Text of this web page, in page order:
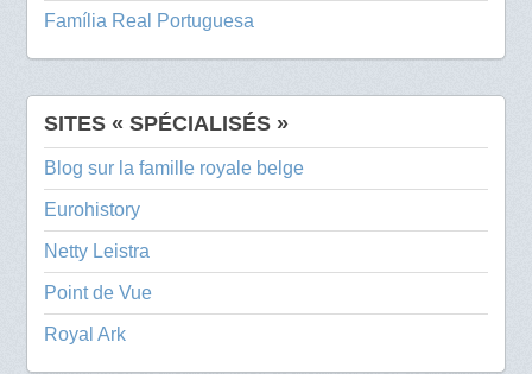
Família Real Portuguesa
SITES « SPÉCIALISÉS »
Blog sur la famille royale belge
Eurohistory
Netty Leistra
Point de Vue
Royal Ark